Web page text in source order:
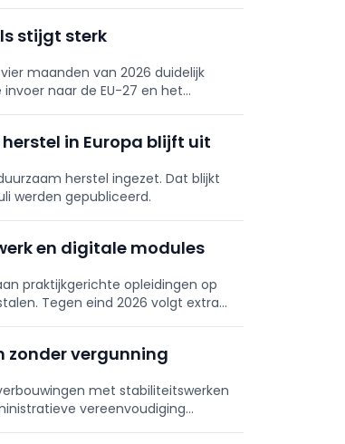
stijgt sterk
maanden van 2026 duidelijk
naar de EU-27 en het
in Europa blijft uit
herstel ingezet. Dat blijkt
werden gepubliceerd.
en digitale modules
praktijkgerichte opleidingen op
Tegen eind 2026 volgt extra
zonder vergunning
met stabiliteitswerken
vereenvoudiging